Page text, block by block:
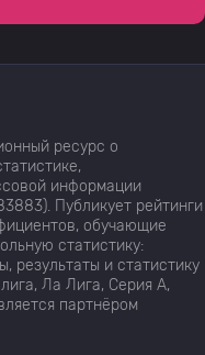
ресурс о
информации
Публикует рейтинги
обучающие
статистику:
результаты и статистику
Ла Лига, Серия А,
партнёром